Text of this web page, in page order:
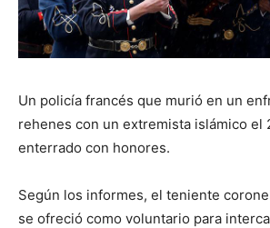
Un policía francés que murió en un
rehenes con un extremista islámico el
enterrado con honores.
Según los informes, el teniente
se ofreció como voluntario para